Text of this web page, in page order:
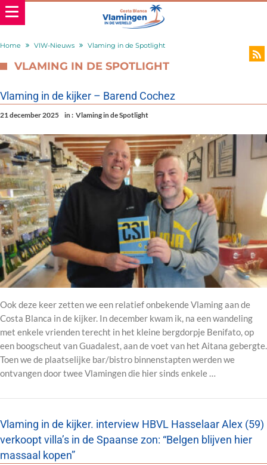
Home VIW-Nieuws Vlaming in de Spotlight
VLAMING IN DE SPOTLIGHT
Vlaming in de kijker – Barend Cochez
21 december 2025 in : Vlaming in de Spotlight
Ook deze keer zetten we een relatief onbekende Vlaming aan de
Costa Blanca in de kijker. In december kwam ik, na een wandeling
met enkele vrienden terecht in het kleine bergdorpje Benifato, op
een boogscheut van Guadalest, aan de voet van het Aitana gebergte.
Toen we de plaatselijke bar/bistro binnenstapten werden we
ontvangen door twee Vlamingen die hier sinds enkele …
Vlaming in de kijker. interview HBVL Hasselaar Alex (59)
verkoopt villa’s in de Spaanse zon: “Belgen blijven hier
massaal kopen”